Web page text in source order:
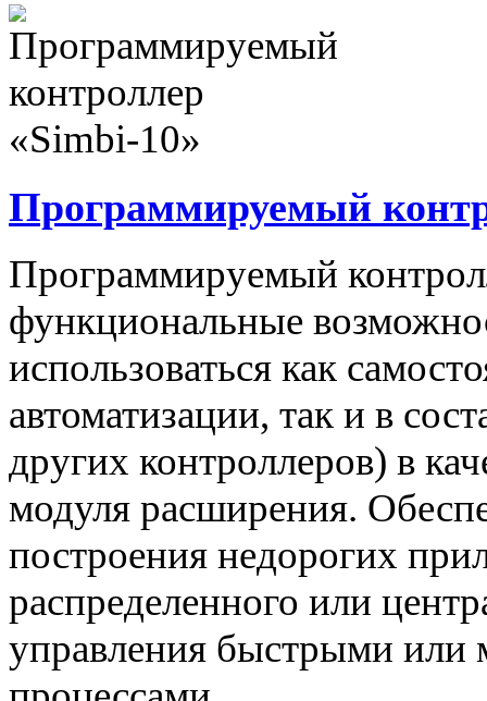
Программируемый
Программируемый
функциональные
использоваться как
автоматизации, так и в
других контроллеров) в
модуля расширения.
построения недорогих
распределенного или
управления быстрыми или